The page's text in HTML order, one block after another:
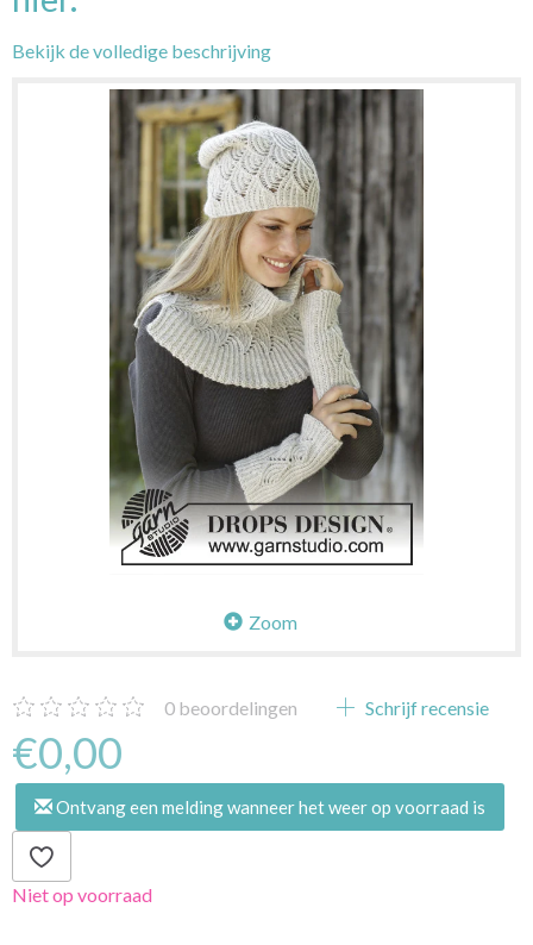
Bekijk de volledige beschrijving
Zoom
0 beoordelingen Schrijf recensie
€0,00
Ontvang een melding wanneer het weer op voorraad is
Niet op voorraad